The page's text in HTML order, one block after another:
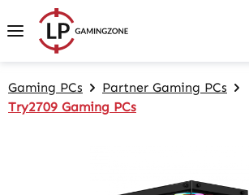
Zum Hauptinhalt springen
Gaming PCs
Partner Gaming PCs
Try2709 Gaming PCs